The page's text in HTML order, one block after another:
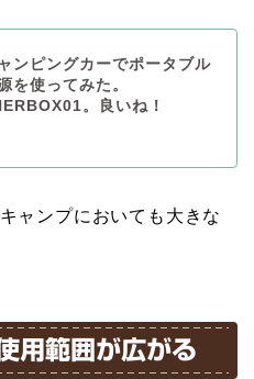
ンピングカーでポータブル
を使ってみた。
。良いね！
ャンプにおいても大きな
用範囲が広がる